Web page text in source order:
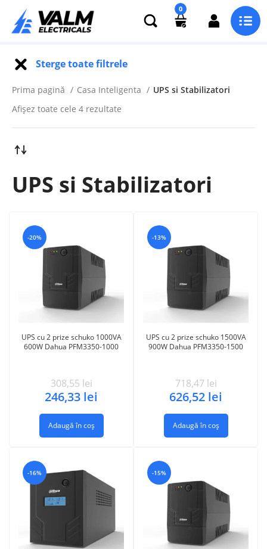
0
Sterge toate filtrele
Prima pagină Casa Inteligenta
UPS si Stabilizatori
Afișez toate cele 4 rezultate
UPS si Stabilizatori
-20%
UPS cu 2 prize schuko 1000VA
600W Dahua PFM3350-1000
308,55 lei
246,33 lei
Adaugă în coș
-13%
UPS cu 2 prize schuko 1500VA
900W Dahua PFM3350-1500
718,47 lei
626,52 lei
Adaugă în coș
-16% -15%